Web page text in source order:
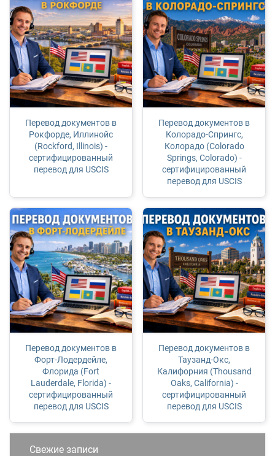
Перевод документов в
Рокфорде, Иллинойс
(Rockford, Illinois) -
сертифицированный
перевод для USCIS
Перевод документов в
Колорадо-Спрингс,
Колорадо (Colorado
Springs, Colorado) -
сертифицированный
перевод для USCIS
Перевод документов в
Форт-Лодердейле,
Флорида (Fort
Lauderdale, Florida) -
сертифицированный
перевод для USCIS
Перевод документов в
Таузанд-Окс,
Калифорния (Thousand
Oaks, California) -
сертифицированный
перевод для USCIS
Свежие записи